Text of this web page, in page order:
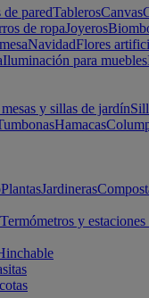
de paredTablerosCanvas
de ropaJoyeros
NavidadFlores
Iluminación para muebles
y sillas de jardín
Hamacas
PlantasJardineras
Termómetros y